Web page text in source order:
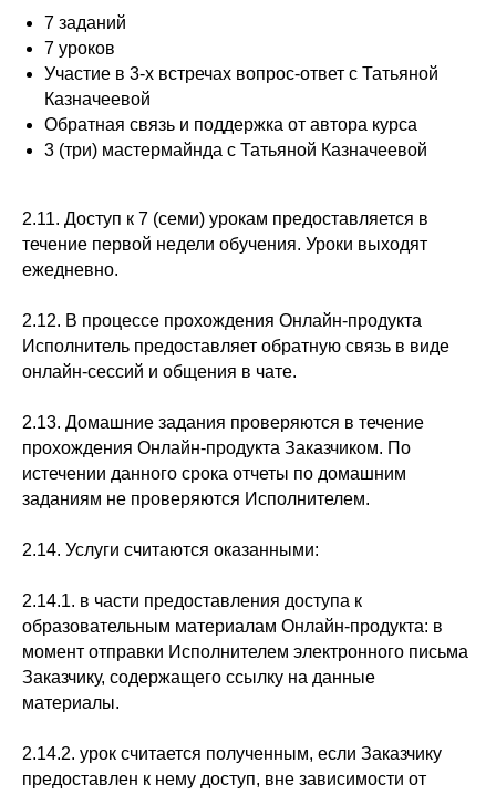
7 заданий
7 уроков
Участие в 3-х встречах вопрос-ответ с Татьяной
Казначеевой
Обратная связь и поддержка от автора курса
3 (три) мастермайнда с Татьяной Казначеевой
2.11. Доступ к 7 (семи) урокам предоставляется в
течение первой недели обучения. Уроки выходят
ежедневно.
2.12. В процессе прохождения Онлайн-продукта
Исполнитель предоставляет обратную связь в виде
онлайн-сессий и общения в чате.
2.13. Домашние задания проверяются в течение
прохождения Онлайн-продукта Заказчиком. По
истечении данного срока отчеты по домашним
заданиям не проверяются Исполнителем.
2.14. Услуги считаются оказанными:
2.14.1. в части предоставления доступа к
образовательным материалам Онлайн-продукта: в
момент отправки Исполнителем электронного письма
Заказчику, содержащего ссылку на данные
материалы.
2.14.2. урок считается полученным, если Заказчику
предоставлен к нему доступ, вне зависимости от